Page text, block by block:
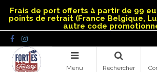
Frais de port offerts à partir de 99
points de retrait (France Belgique,
autre code
Menu Rechercher